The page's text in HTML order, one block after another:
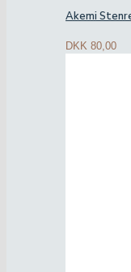
Akemi
DKK 80,00